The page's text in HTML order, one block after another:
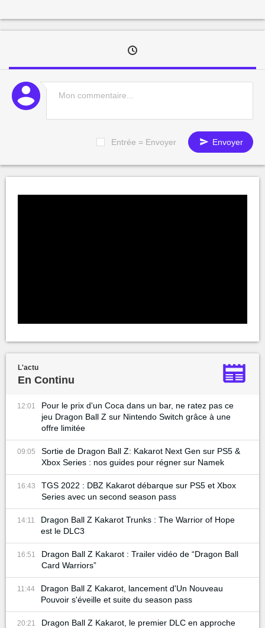
Entrée = Envoyer Envoyer
L'actu
En Continu
12:01
Pour le prix d'un Coca dans un bar, ne ratez pas ce
jeu Dragon Ball Z sur Nintendo Switch grâce à une
offre limitée
09:05
Sortie de Dragon Ball Z: Kakarot Next Gen sur PS5 &
Xbox Series : nos guides pour régner sur Namek
16:43
TGS 2022 : DBZ Kakarot débarque sur PS5 et Xbox
Series avec un second season pass
14:11
Dragon Ball Z Kakarot Trunks : The Warrior of Hope
est le DLC3
16:51
Dragon Ball Z Kakarot : Trailer vidéo de “Dragon Ball
Card Warriors”
11:44
Dragon Ball Z Kakarot, lancement d'Un Nouveau
Pouvoir s'éveille et suite du season pass
20:21 Dragon Ball Z Kakarot, le premier DLC en approche